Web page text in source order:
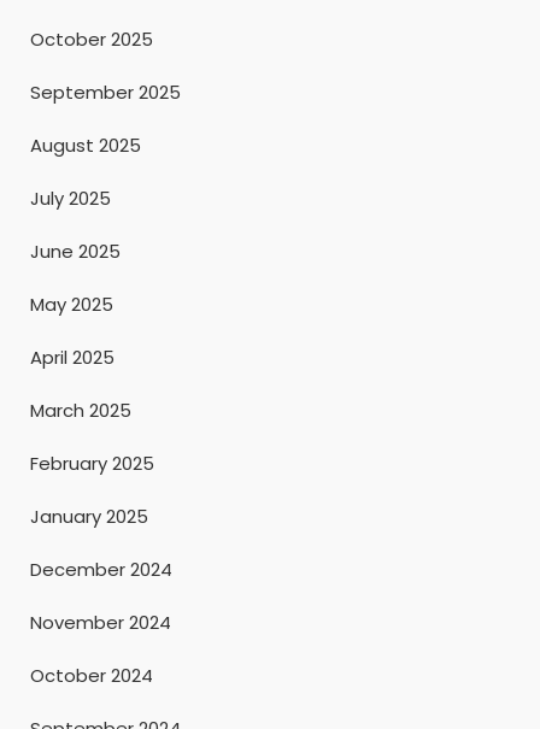
October 2025
September 2025
August 2025
July 2025
June 2025
May 2025
April 2025
March 2025
February 2025
January 2025
December 2024
November 2024
October 2024